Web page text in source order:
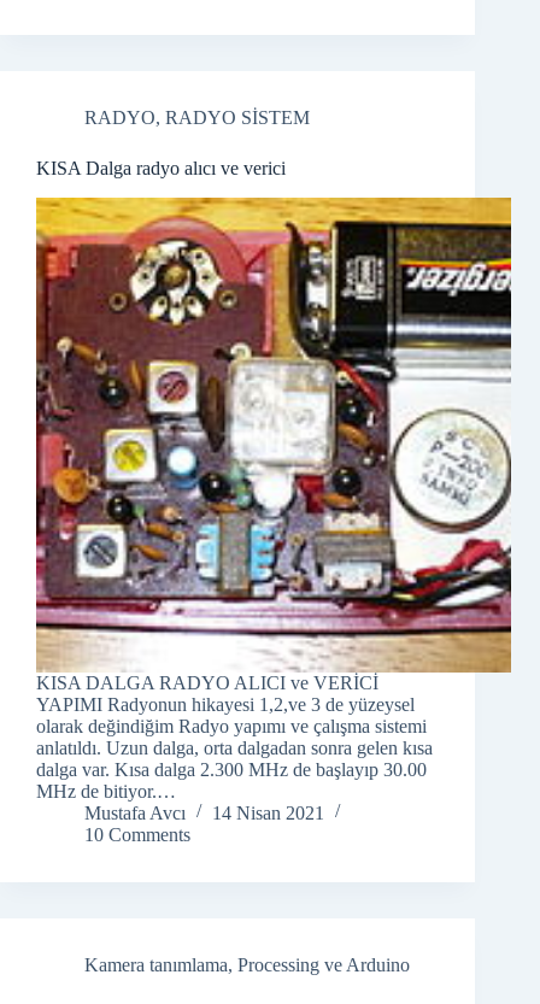
RADYO, RADYO SİSTEM
KISA Dalga radyo alıcı ve verici
KISA DALGA RADYO ALICI ve VERİCİ
YAPIMI Radyonun hikayesi 1,2,ve 3 de yüzeysel
olarak değindiğim Radyo yapımı ve çalışma sistemi
anlatıldı. Uzun dalga, orta dalgadan sonra gelen kısa
dalga var. Kısa dalga 2.300 MHz de başlayıp 30.00
MHz de bitiyor.…
Mustafa Avcı
14 Nisan 2021
10 Comments
Kamera tanımlama, Processing ve Arduino